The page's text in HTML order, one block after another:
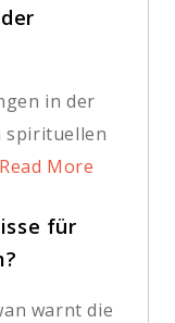
in der
spirituellen
Read More
für
warnt die